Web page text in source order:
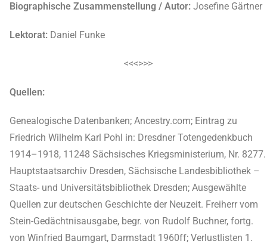
Biographische Zusammenstellung / Autor: Josefine Gärtner
Lektorat: Daniel Funke
<<<>>>
Quellen:
Genealogische Datenbanken; Ancestry.com; Eintrag zu
Friedrich Wilhelm Karl Pohl in: Dresdner Totengedenkbuch
1914–1918, 11248 Sächsisches Kriegsministerium, Nr. 8277.
Hauptstaatsarchiv Dresden, Sächsische Landesbibliothek –
Staats- und Universitätsbibliothek Dresden; Ausgewählte
Quellen zur deutschen Geschichte der Neuzeit. Freiherr vom
Stein-Gedächtnisausgabe, begr. von Rudolf Buchner, fortg.
von Winfried Baumgart, Darmstadt 1960ff; Verlustlisten 1.